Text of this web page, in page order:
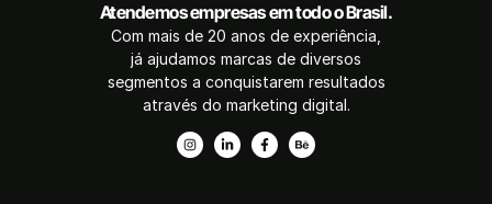
Atendemos empresas em todo o Brasil.
Com mais de 20 anos de experiência,
já ajudamos marcas de diversos
segmentos a conquistarem resultados
através do marketing digital.